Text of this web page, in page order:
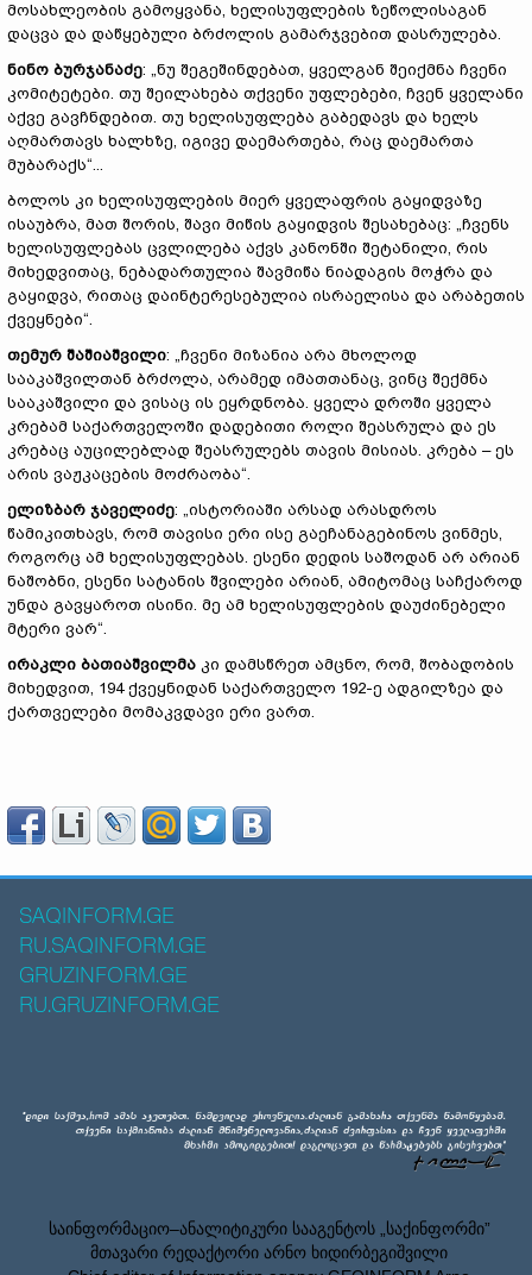
მოსახლეობის გამოყვანა, ხელისუფლების ზეწოლისაგან
დაცვა და დაწყებული ბრძოლის გამარჯვებით დასრულება.
ნინო ბურჯანაძე: „ნუ შეგეშინდებათ, ყველგან შეიქმნა ჩვენი
კომიტეტები. თუ შეილახება თქვენი უფლებები, ჩვენ ყველანი
აქვე გავჩნდებით. თუ ხელისუფლება გაბედავს და ხელს
აღმართავს ხალხზე, იგივე დაემართება, რაც დაემართა
მუბარაქს“...
ბოლოს კი ხელისუფლების მიერ ყველაფრის გაყიდვაზე
ისაუბრა, მათ შორის, შავი მიწის გაყიდვის შესახებაც: „ჩვენს
ხელისუფლებას ცვლილება აქვს კანონში შეტანილი, რის
მიხედვითაც, ნებადართულია შავმიწა ნიადაგის მოჭრა და
გაყიდვა, რითაც დაინტერესებულია ისრაელისა და არაბეთის
ქვეყნები“.
თემურ შაშიაშვილი: „ჩვენი მიზანია არა მხოლოდ
სააკაშვილთან ბრძოლა, არამედ იმათთანაც, ვინც შექმნა
სააკაშვილი და ვისაც ის ეყრდნობა. ყველა დროში ყველა
კრებამ საქართველოში დადებითი როლი შეასრულა და ეს
კრებაც აუცილებლად შეასრულებს თავის მისიას. კრება – ეს
არის ვაჟკაცების მოძრაობა“.
ელიზბარ ჯაველიძე: „ისტორიაში არსად არასდროს
წამიკითხავს, რომ თავისი ერი ისე გაეჩანაგებინოს ვინმეს,
როგორც ამ ხელისუფლებას. ესენი დედის საშოდან არ არიან
ნაშობნი, ესენი სატანის შვილები არიან, ამიტომაც საჩქაროდ
უნდა გავყაროთ ისინი. მე ამ ხელისუფლების დაუძინებელი
მტერი ვარ“.
ირაკლი ბათიაშვილმა კი დამსწრეთ ამცნო, რომ, შობადობის
მიხედვით, 194 ქვეყნიდან საქართველო 192-ე ადგილზეა და
ქართველები მომაკვდავი ერი ვართ.
SAQINFORM.GE
RU.SAQINFORM.GE
GRUZINFORM.GE
RU.GRUZINFORM.GE
საინფორმაციო–ანალიტიკური სააგენტოს „საქინფორმი”
მთავარი რედაქტორი არნო ხიდირბეგიშვილი